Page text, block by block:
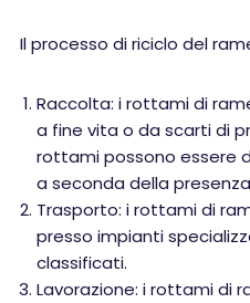
Il processo di riciclo del
Raccolta: i rottami di
a fine vita o da scarti di
rottami possono essere
a seconda della
Trasporto: i rottami di
presso impianti
classificati.
Lavorazione: i rottami di